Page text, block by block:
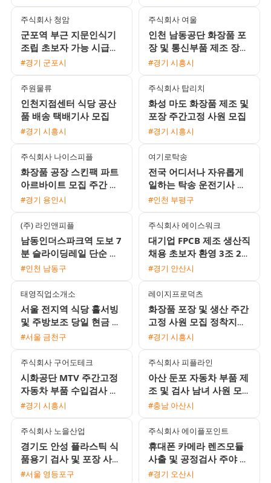
주식회사 청암
군포역 부근 지문인식기
조립 초보자 가능 시급
10520원 사원 채용
#경기 군포시
주식회사 여울
인천 남동공단 화장품 포
장 및 통신부품 제조 장기
근로자 모집 (주간고정 /
#경기 시흥시
주원물류
인천지점센터 식당 공산
품 배송 택배기사 모집
#경기 시흥시
주식회사 탑리치
화성 마도 화장품 제조 및
포장 주간고정 사원 모집
#경기 시흥시
주식회사 나이스피플
화장품 공장 스킨팩 파트
아르바이트 모집 주간 야
간 선택
#경기 용인시
여기로탁송
전국 어디서나 자유롭게
일하는 탁송 운전기사 모
집 / 월 450만원 수준 / 초
#인천 부평구
(주) 라인앤피플
남동인더스파크역 도보 7
분 슬라이딩레일 단순 생
산직 남녀 모집 냉난방 완
#인천 남동구
주식회사 에이스워크
대기업 FPCB 제조 생산직
채용 초보자 환영 3조 2교
대 및 통근버스 운행
#경기 안산시
태영직업소개소
서울 전지역 식당 홀서빙
및 주방보조 당일 현금 지
급 채용
#서울 금천구
레이지프로덕츠
화장품 포장 및 생산 주간
고정 사원 모집 정착지원
금 지급
#경기 시흥시
주식회사 구어도테크
시화공단 MTV 주간고정
자동차 부품 수입검사 여
성 사원 모집 주급 가능
#경기 시흥시
주식회사 피플라인
아산 둔포 자동차 부품 제
조 및 검사 남녀 사원 모
집 통근버스 운행 및 교통
#충남 아산시
주식회사 노을산업
경기도 안성 플라스틱 식
품용기 검사 및 포장 사원
모집 초보자 환영 1인실
#서울 영등포구
주식회사 에이플포인트
휴대폰 카메라 렌즈모듈
사출 및 공정검사 주야 2
교대 사원 모집
#경기 오산시